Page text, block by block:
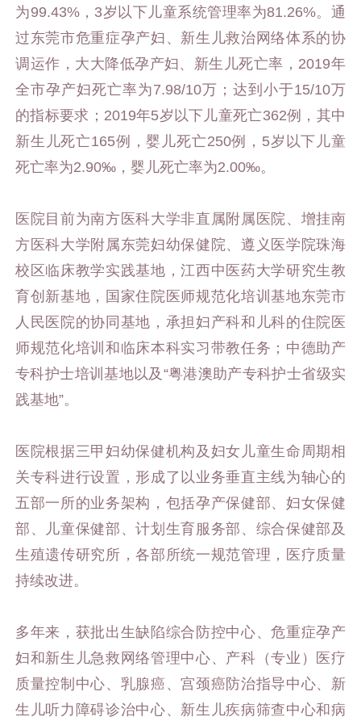
为99.43%，3岁以下儿童系统管理率为81.26%。通
过东莞市危重症孕产妇、新生儿救治网络体系的协
调运作，大大降低孕产妇、新生儿死亡率，2019年
全市孕产妇死亡率为7.98/10万；达到小于15/10万
的指标要求；2019年5岁以下儿童死亡362例，其中
新生儿死亡165例，婴儿死亡250例，5岁以下儿童
死亡率为2.90‰，婴儿死亡率为2.00‰。
医院目前为南方医科大学非直属附属医院、增挂南
方医科大学附属东莞妇幼保健院、遵义医学院珠海
校区临床教学实践基地，江西中医药大学研究生教
育创新基地，国家住院医师规范化培训基地东莞市
人民医院的协同基地，承担妇产科和儿科的住院医
师规范化培训和临床本科实习带教任务；中德助产
专科护士培训基地以及“粤港澳助产专科护士省级实
践基地”。
医院根据三甲妇幼保健机构及妇女儿童生命周期相
关专科进行设置，形成了以业务垂直主线为轴心的
五部一所的业务架构，包括孕产保健部、妇女保健
部、儿童保健部、计划生育服务部、综合保健部及
生殖遗传研究所，各部所统一规范管理，医疗质量
持续改进。
多年来，获批出生缺陷综合防控中心、危重症孕产
妇和新生儿急救网络管理中心、产科（专业）医疗
质量控制中心、乳腺癌、宫颈癌防治指导中心、新
生儿听力障碍诊治中心、新生儿疾病筛查中心和病